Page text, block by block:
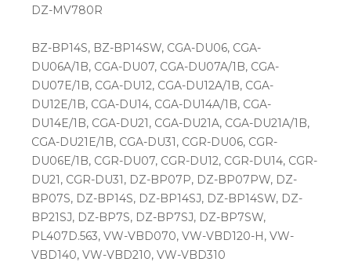
DZ-MV780R
BZ-BP14S, BZ-BP14SW, CGA-DU06, CGA-
DU06A/1B, CGA-DU07, CGA-DU07A/1B, CGA-
DU07E/1B, CGA-DU12, CGA-DU12A/1B, CGA-
DU12E/1B, CGA-DU14, CGA-DU14A/1B, CGA-
DU14E/1B, CGA-DU21, CGA-DU21A, CGA-DU21A/1B,
CGA-DU21E/1B, CGA-DU31, CGR-DU06, CGR-
DU06E/1B, CGR-DU07, CGR-DU12, CGR-DU14, CGR-
DU21, CGR-DU31, DZ-BP07P, DZ-BP07PW, DZ-
BP07S, DZ-BP14S, DZ-BP14SJ, DZ-BP14SW, DZ-
BP21SJ, DZ-BP7S, DZ-BP7SJ, DZ-BP7SW,
PL407D.563, VW-VBD070, VW-VBD120-H, VW-
VBD140, VW-VBD210, VW-VBD310